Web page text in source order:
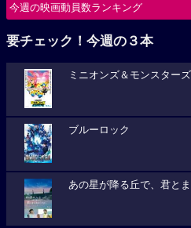
今週の映画動員数ランキング
要チェック！今週の３本
ミニオンズ＆モンスターズ
ブルーロック
あの星が降る丘で、君と